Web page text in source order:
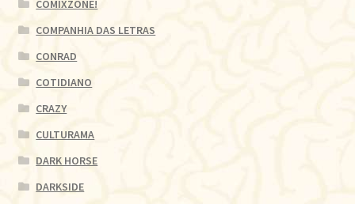
COMIXZONE!
COMPANHIA DAS LETRAS
CONRAD
COTIDIANO
CRAZY
CULTURAMA
DARK HORSE
DARKSIDE